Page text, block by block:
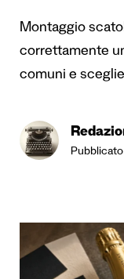
Montaggio
correttamente
comuni e